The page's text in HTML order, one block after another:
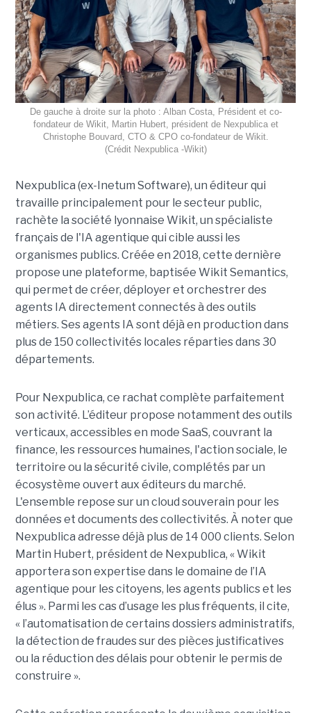
De gauche à droite sur la photo : Alban Costa, Président et co-
fondateur de Wikit, Martin Hubert, président de Nexpublica et
Christophe Bouvard, CTO & CPO co-fondateur de Wikit.
(Crédit Nexpublica -Wikit)
Nexpublica (ex-Inetum Software), un éditeur qui
travaille principalement pour le secteur public,
rachète la société lyonnaise Wikit, un spécialiste
français de l'IA agentique qui cible aussi les
organismes publics. Créée en 2018, cette dernière
propose une plateforme, baptisée Wikit Semantics,
qui permet de créer, déployer et orchestrer des
agents IA directement connectés à des outils
métiers. Ses agents IA sont déjà en production dans
plus de 150 collectivités locales réparties dans 30
départements.
Pour Nexpublica, ce rachat complète parfaitement
son activité. L’éditeur propose notamment des outils
verticaux, accessibles en mode SaaS, couvrant la
finance, les ressources humaines, l'action sociale, le
territoire ou la sécurité civile, complétés par un
écosystème ouvert aux éditeurs du marché.
L'ensemble repose sur un cloud souverain pour les
données et documents des collectivités. À noter que
Nexpublica adresse déjà plus de 14 000 clients. Selon
Martin Hubert, président de Nexpublica, « Wikit
apportera son expertise dans le domaine de l’IA
agentique pour les citoyens, les agents publics et les
élus ». Parmi les cas d’usage les plus fréquents, il cite,
« l’automatisation de certains dossiers administratifs,
la détection de fraudes sur des pièces justificatives
ou la réduction des délais pour obtenir le permis de
construire ».